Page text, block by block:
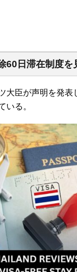
60日滞在制度を
大臣が声明を発表
いる。